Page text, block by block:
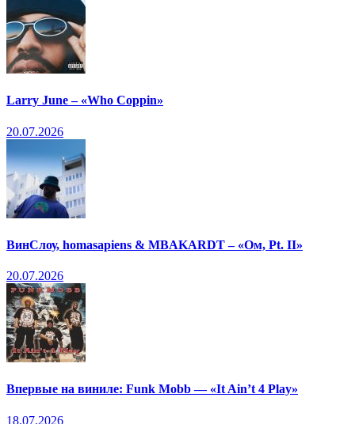
Larry June – «Who Coppin»
20.07.2026
ВинСлоу, homasapiens & MBAKARDT – «Ом, Pt. II»
20.07.2026
Впервые на виниле: Funk Mobb — «It Ain’t 4 Play»
18.07.2026